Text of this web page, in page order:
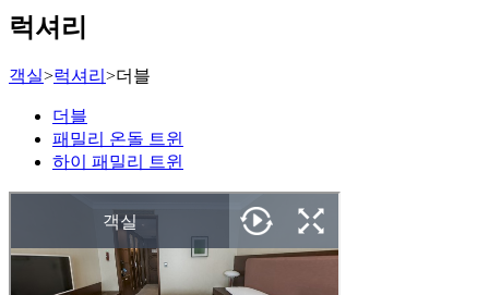
럭셔리
객실>럭셔리 >더블
더블
패밀리 온돌 트윈
하이 패밀리 트윈